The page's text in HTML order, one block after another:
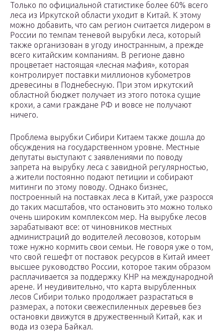
Только по официальной статистике более 60% всего
леса из Иркутской области уходит в Китай. К этому
можно добавить, что сам регион считается лидером в
России по темпам теневой вырубки леса, который
также организован в угоду иностранным, а прежде
всего китайским компаниям. В регионе давно
процветает настоящая «лесная мафия», которая
контролирует поставки миллионов кубометров
древесины в Поднебесную. При этом иркутский
областной бюджет получает из этого потока сущие
крохи, а сами граждане РФ и вовсе не получают
ничего.
Проблема вырубки Сибири Китаем также дошла до
обсуждения на государственном уровне. Местные
депутаты выступают с заявлениями по поводу
запрета на вырубку леса с завидной регулярностью,
а жители постоянно подают петиции и собирают
митинги по этому поводу. Однако бизнес,
построенный на поставках леса в Китай, уже разросся
до таких масштабов, что остановить это можно только
очень широким комплексом мер. На вырубке лесов
зарабатывают все: от чиновников местных
администраций до водителей лесовозов, которым
тоже нужно кормить свои семьи. Не говоря уже о том,
что свой гешефт от поставок ресурсов в Китай имеет
высшее руководство России, которое таким образом
расплачивается за поддержку КНР на международной
арене. И неудивительно, что карта вырубленных
лесов Сибири только продолжает разрастаться в
размерах, а потоки свежеспиленных деревьев без
остановки движутся в дружественный Китай, как и
вода из озера Байкал.